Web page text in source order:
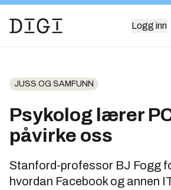
Logg inn
JUSS OG SAMFUNN
Psykolog lærer
påvirke oss
Stanford-professor BJ Fogg
hvordan Facebook og annen